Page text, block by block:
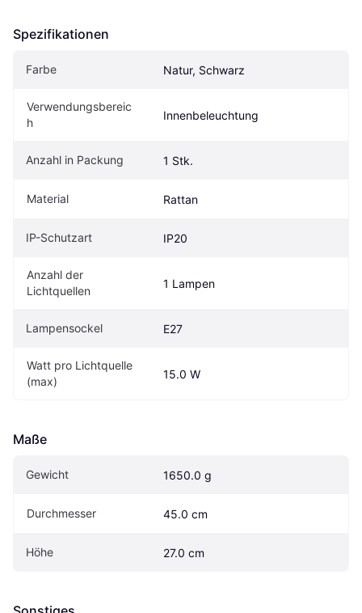
Spezifikationen
Farbe Natur, Schwarz
Verwendungsbereic
h
Innenbeleuchtung
Anzahl in Packung 1 Stk.
Material Rattan
IP-Schutzart IP20
Anzahl der
Lichtquellen
1 Lampen
Lampensockel E27
Watt pro Lichtquelle
(max)
15.0 W
Maße
Gewicht 1650.0 g
Durchmesser 45.0 cm
Höhe 27.0 cm